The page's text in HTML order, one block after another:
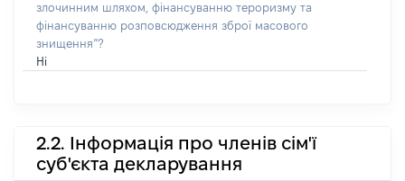
злочинним шляхом, фінансуванню тероризму та
фінансуванню розповсюдження зброї масового
знищення”?
Ні
2.2. Інформація про членів сім'ї
суб'єкта декларування